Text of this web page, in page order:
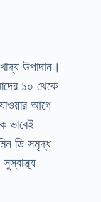
উপাদান।
১০ থেকে
আগে
ভাবেই
ডি সমৃদ্ধ